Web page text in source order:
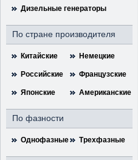
Дизельные генераторы
По стране производителя
Китайские Немецкие
Российские Французские
Японские Американские
По фазности
Однофазные Трехфазные